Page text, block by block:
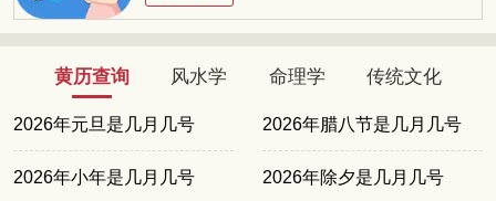
黄历查询 风水学 命理学 传统文化
2026年元旦是几月几号 2026年腊八节是几月几号
2026年小年是几月几号 2026年除夕是几月几号